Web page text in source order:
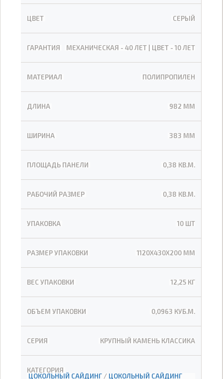
ЦВЕТ СЕРЫЙ
ГАРАНТИЯ МЕХАНИЧЕСКАЯ - 40 ЛЕТ | ЦВЕТ - 10 ЛЕТ
МАТЕРИАЛ ПОЛИПРОПИЛЕН
ДЛИНА 982 ММ
ШИРИНА 383 ММ
ПЛОЩАДЬ ПАНЕЛИ 0,38 КВ.М.
РАБОЧИЙ РАЗМЕР 0,38 КВ.М.
УПАКОВКА 10 ШТ
РАЗМЕР УПАКОВКИ 1120Х430Х200 ММ
ВЕС УПАКОВКИ 12,25 КГ
ОБЪЕМ УПАКОВКИ 0,0963 КУБ.М.
СЕРИЯ КРУПНЫЙ КАМЕНЬ КЛАССИКА
КАТЕГОРИЯ
ЦОКОЛЬНЫЙ САЙДИНГ / ЦОКОЛЬНЫЙ САЙДИНГ